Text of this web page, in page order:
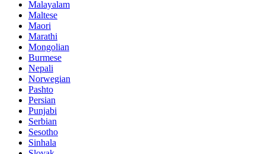
Malayalam
Maltese
Maori
Marathi
Mongolian
Burmese
Nepali
Norwegian
Pashto
Persian
Punjabi
Serbian
Sesotho
Sinhala